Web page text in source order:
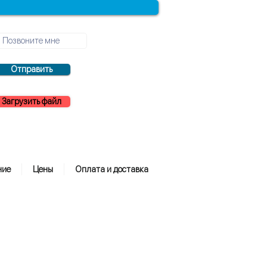
Отправить
Загрузить файл
Цены Оплата и доставка